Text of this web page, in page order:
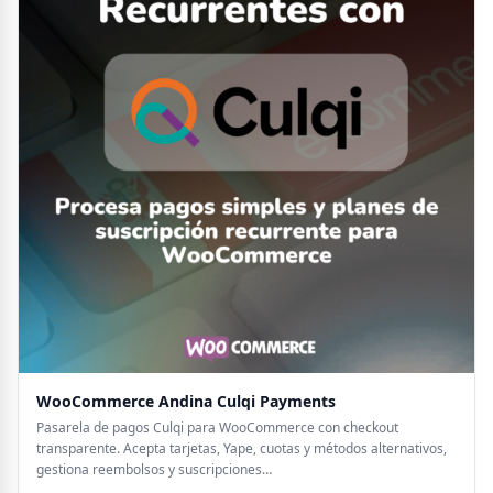
WooCommerce Andina Culqi Payments
Pasarela de pagos Culqi para WooCommerce con checkout
transparente. Acepta tarjetas, Yape, cuotas y métodos alternativos,
gestiona reembolsos y suscripciones…